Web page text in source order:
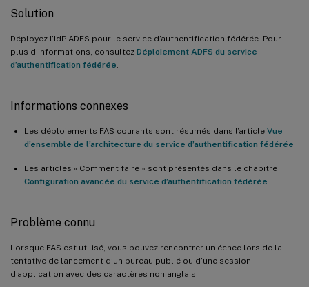
Solution
Déployez l’IdP ADFS pour le service d’authentification fédérée. Pour
plus d’informations, consultez Déploiement ADFS du service
d’authentification fédérée
Informations connexes
Les déploiements FAS courants sont résumés dans l’article Vue
d’ensemble de l’architecture du service d’authentification fédérée
Les articles « Comment faire » sont présentés dans le chapitre
Configuration avancée du service d’authentification fédérée
Problème connu
Lorsque FAS est utilisé, vous pouvez rencontrer un échec lors de la
tentative de lancement d’un bureau publié ou d’une session
d’application avec des caractères non anglais.